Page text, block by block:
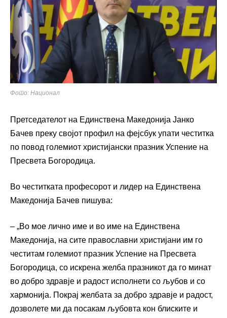
Фото: Национал
Претседателот на Единствена Македонија Јанко
Бачев преку својот профил на фејсбук упати честитка
по повод големиот христијански празник Успение на
Пресвета Богородица.
Во честитката професорот и лидер на Единствена
Македонија Бачев пишува:
– „Во мое лично име и во име на Единствена
Македонија, на сите православни христијани им го
честитам големиот празник Успение на Пресвета
Богородица, со искрена желба празникот да го минат
во добро здравје и радост исполнети со љубов и со
хармонија. Покрај желбата за добро здравје и радост,
дозволете ми да посакам љубовта кон блиските и